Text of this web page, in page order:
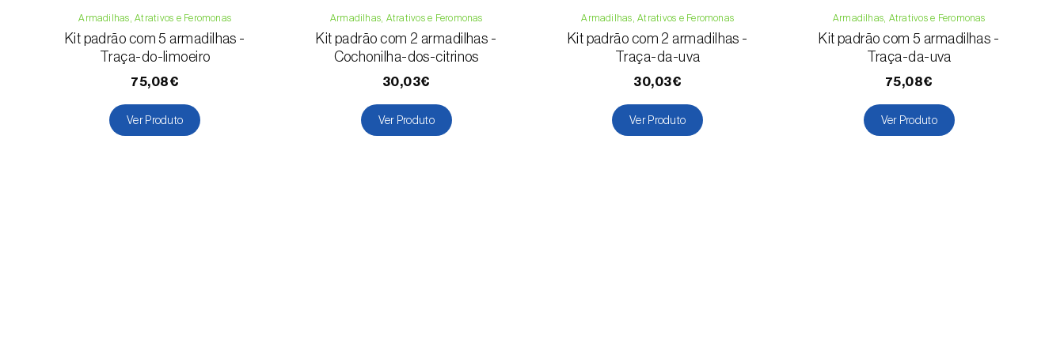
Armadilhas, Atrativos e Feromonas
Kit padrão com 5 armadilhas -
Traça-do-limoeiro
75,08€
Ver Produto
Armadilhas, Atrativos e Feromonas
Kit padrão com 2 armadilhas -
Cochonilha-dos-citrinos
30,03€
Ver Produto
Armadilhas, Atrativos e Feromonas
Kit padrão com 2 armadilhas -
Traça-da-uva
30,03€
Ver Produto
Armadilhas, Atrativos e Feromonas
Kit padrão com 5 armadilhas -
Traça-da-uva
75,08€
Ver Produto